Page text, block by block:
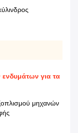
για τα
μηχανών